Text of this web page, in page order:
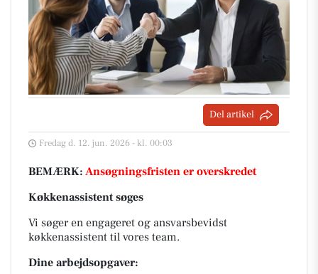
Del artikel
Fredag d. 12. jun. 2026 - kl. 00:03
BEMÆRK: Ansøgningsfristen er overskredet
Køkkenassistent søges
Vi søger en engageret og ansvarsbevidst
køkkenassistent til vores team.
Dine arbejdsopgaver: